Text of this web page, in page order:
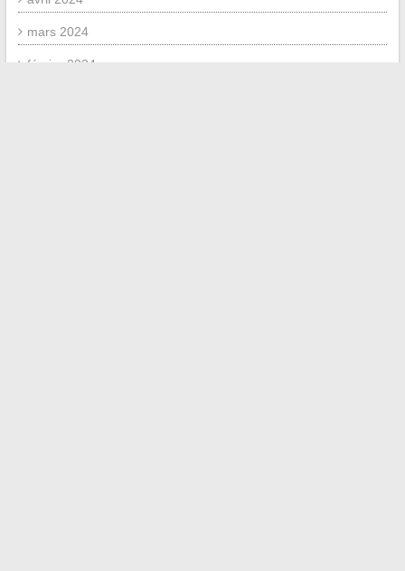
mars 2024
février 2024